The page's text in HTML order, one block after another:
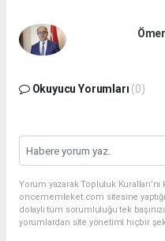
Okuyucu Yorumları (0)
Yorum yazarak Topluluk
oncememleket.com sitesine
dolaylı tüm sorumluluğu tek
yorumlardan site yönetimi hiçbir